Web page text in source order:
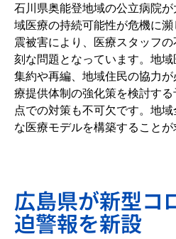
石川県奥能登地域の公立病院
域医療の持続可能性が危機に
震被害により、医療スタッフ
刻な問題となっています。地
集約や再編、地域住民の協力
療提供体制の強化策を検討す
点での対策も不可欠です。地
な医療モデルを構築することが
広島県が新型コ
迫警報を新設